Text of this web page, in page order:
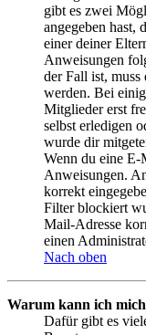
gibt es zwei
angegeben hast,
einer deiner
Anweisungen
der Fall ist,
werden. Bei
Mitglieder erst
selbst erledigen
wurde dir
Wenn du eine E-
Anweisungen.
korrekt
Filter blockiert
Mail-Adresse
einen
Nach oben
Warum kann ich
Dafür gibt es